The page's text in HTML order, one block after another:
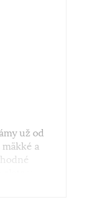
už od
a
v